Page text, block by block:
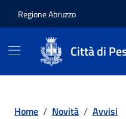
Regione Abruzzo
Città di
Home / Novità / Avvisi